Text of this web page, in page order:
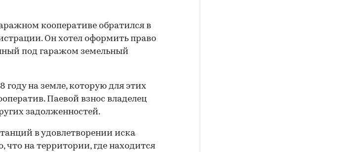
кооперативе обратился в
Он хотел оформить право
под гаражом земельный
году на земле, которую для этих
Паевой взнос владелец
задолженностей.
в удовлетворении иска
что на территории, где находится